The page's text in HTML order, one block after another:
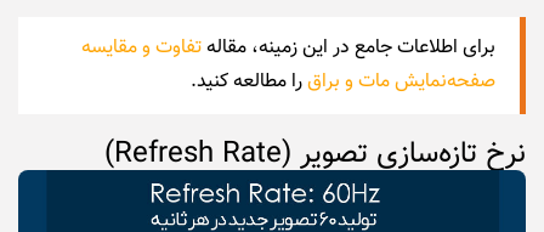
برای اطلاعات جامع در این زمینه، مقالهتفاوت و مقایسه
صفحه‌نمایش مات و براقرا مطالعه کنید.
نرخ تازه‌سازی تصویر (Refresh Rate)